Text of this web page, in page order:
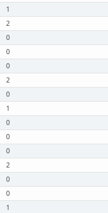
1
2
0
0
0
2
0
1
0
0
0
2
0
0
1